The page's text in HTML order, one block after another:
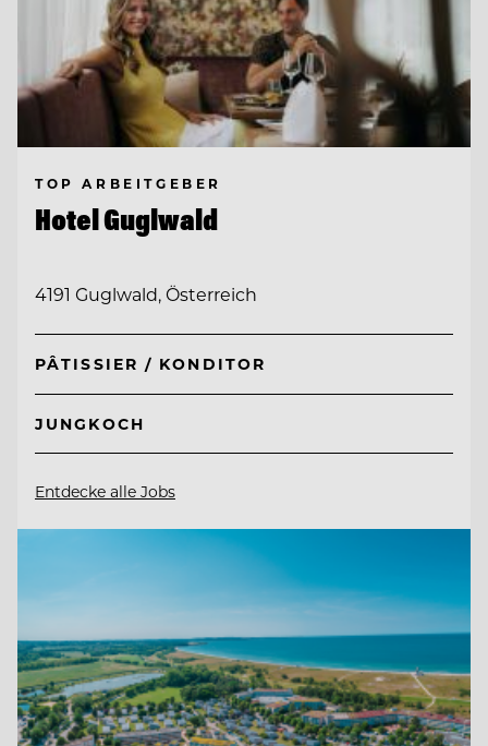
TOP ARBEITGEBER
Hotel Guglwald
4191 Guglwald, Österreich
PÂTISSIER / KONDITOR
JUNGKOCH
Entdecke alle Jobs